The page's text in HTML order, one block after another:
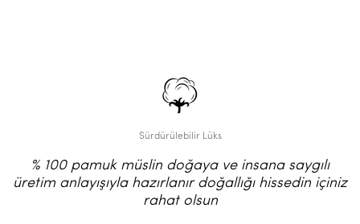
Sürdürülebilir Lüks
% 100 pamuk müslin doğaya ve insana saygılı
üretim anlayışıyla hazırlanır doğallığı hissedin içiniz
rahat olsun